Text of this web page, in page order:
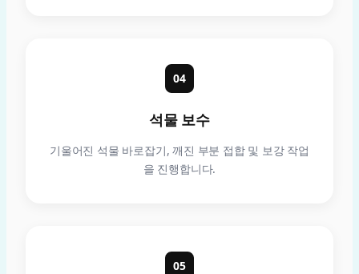
04
석물 보수
기울어진 석물 바로잡기, 깨진 부분 접합 및 보강 작업
을 진행합니다.
05